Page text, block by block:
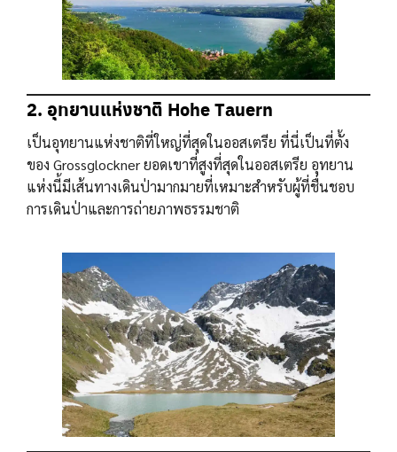
2. อุทยานแห่งชาติ Hohe Tauern
เป็นอุทยานแห่งชาติที่ใหญ่ที่สุดในออสเตรีย ที่นี่เป็นที่ตั้ง
ของ Grossglockner ยอดเขาที่สูงที่สุดในออสเตรีย อุทยาน
แห่งนี้มีเส้นทางเดินป่ามากมายที่เหมาะสำหรับผู้ที่ชื่นชอบ
การเดินป่าและการถ่ายภาพธรรมชาติ